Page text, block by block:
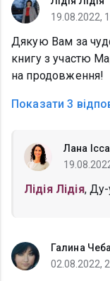
19.08.2022,
Дякую Вам за
книгу з участю
на продовження!
Показати 3
Лана
Лідія Лідія,
Галина
02.08.2022,